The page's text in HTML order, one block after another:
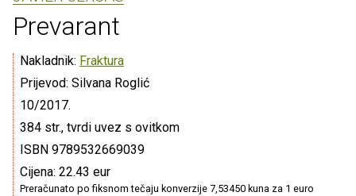
Prevarant
Nakladnik: Fraktura
Prijevod: Silvana Roglić
10/2017.
384 str., tvrdi uvez s ovitkom
ISBN 9789532669039
Cijena: 22.43 eur
Preračunato po fiksnom tečaju konverzije 7,53450 kuna za 1 euro